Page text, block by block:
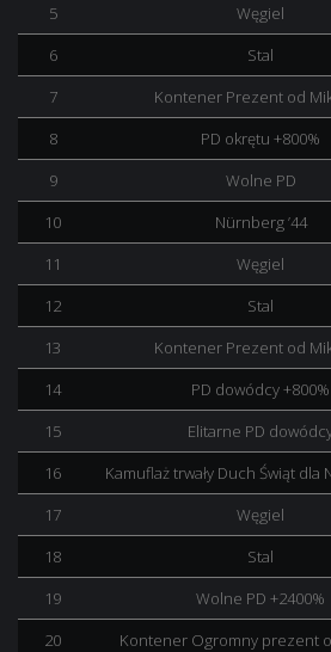
5
Węgiel
6
Stal
7
Kontener Prezent od
8
PD okrętu +800%
9
Wolne PD
10
Nürnberg ’44
11
Węgiel
12
Stal
13
Kontener Prezent od
14
PD dowódcy +800%
15
Elitarne PD
16
Kamuflaż trwały Duch Świąt dla
17
Węgiel
18
Stal
19
Wolne PD +2400%
20
Kontener Ogromny prezent